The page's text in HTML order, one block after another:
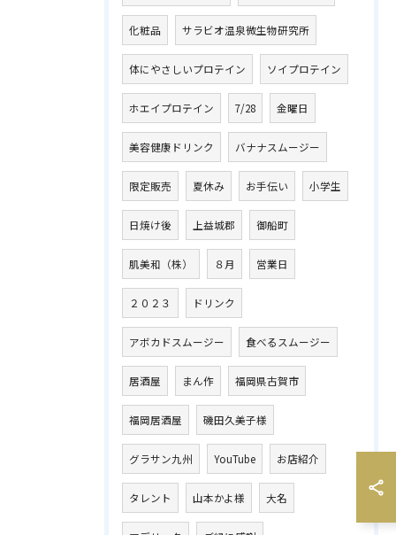
化粧品 サラビオ温泉微生物研究所
体にやさしいプロテイン ソイプロテイン
ホエイプロテイン 7/28 金曜日
美容健康ドリンク バナナスムージー
限定販売 夏休み お手伝い 小学生
日焼け後 上益城郡 御船町
肌美和（株） ８月 営業日
２０２３ ドリンク
アボカドスムージー 食べるスムージー
居酒屋 まん作 福岡県古賀市
福岡居酒屋 磯田久美子様
グラサン九州 YouTube お店紹介
タレント 山本かよ様 大名